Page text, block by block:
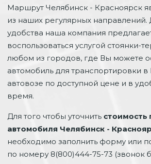
Маршрут Челябинск - Красноярск
из наших регулярных направлений.
удобства наша компания
воспользоваться услугой стоянки-
любом из городов, где Вы можете
автомобиль для транспортировки
автовозе по доступной цене и в
время.
Для того чтобы уточнить стоимость
автомобиля Челябинск -
необходимо заполнить форму или
по номеру 8(800)444-75-73 (звонок